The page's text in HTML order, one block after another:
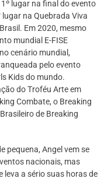
lugar na final do evento
na Quebrada Viva
Em 2020, mesmo
mundial E-FISE
cenário mundial,
pelo evento
Kids do mundo.
do Troféu Arte em
Combate, o Breaking
de Breaking
pequena, Angel vem se
nacionais, mas
leva a sério suas horas de